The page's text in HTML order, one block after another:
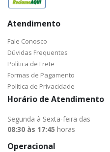
Atendimento
Fale Conosco
Dúvidas Frequentes
Política de Frete
Formas de Pagamento
Política de Privacidade
Horário de Atendimento
Segunda à Sexta-feira das
08:30 às 17:45 horas
Operacional